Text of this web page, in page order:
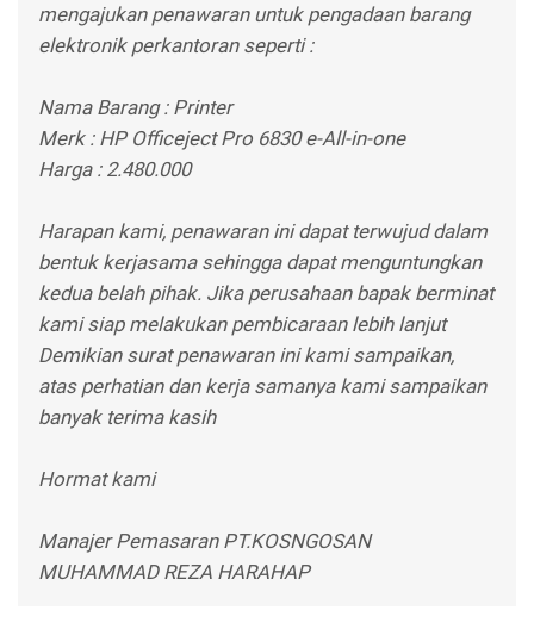
mengajukan penawaran untuk pengadaan barang
elektronik perkantoran seperti :
Nama Barang : Printer
Merk : HP Officeject Pro 6830 e-All-in-one
Harga : 2.480.000
Harapan kami, penawaran ini dapat terwujud dalam
bentuk kerjasama sehingga dapat menguntungkan
kedua belah pihak. Jika perusahaan bapak berminat
kami siap melakukan pembicaraan lebih lanjut
Demikian surat penawaran ini kami sampaikan,
atas perhatian dan kerja samanya kami sampaikan
banyak terima kasih
Hormat kami
Manajer Pemasaran PT.KOSNGOSAN
MUHAMMAD REZA HARAHAP